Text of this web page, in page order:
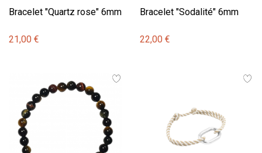
Bracelet "Quartz rose" 6mm
21,00 €
Bracelet "Sodalité" 6mm
22,00 €